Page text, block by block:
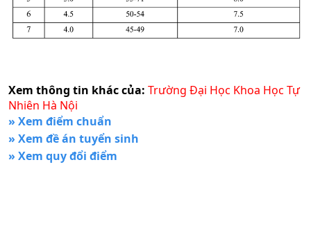
Xem thông tin khác của: Trường Đại Học Khoa Học Tự
Nhiên Hà Nội
» Xem điểm chuẩn
» Xem đề án tuyển sinh
» Xem quy đổi điểm